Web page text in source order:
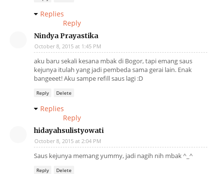
Replies
Reply
Nindya Prayastika
October 8, 2015 at 1:45 PM
aku baru sekali kesana mbak di Bogor, tapi emang saus
kejunya itulah yang jadi pembeda sama gerai lain. Enak
bangeeet! Aku sampe refill saus lagi :D
Reply Delete
Replies
Reply
hidayahsulistyowati
October 8, 2015 at 2:04 PM
Saus kejunya memang yummy, jadi nagih nih mbak ^_^
Reply Delete